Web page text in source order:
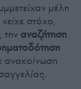
μέλη
στόχο,
την αναζήτηση